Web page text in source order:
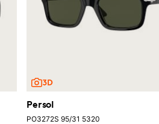
Persol
PO3272S 95/31 5320